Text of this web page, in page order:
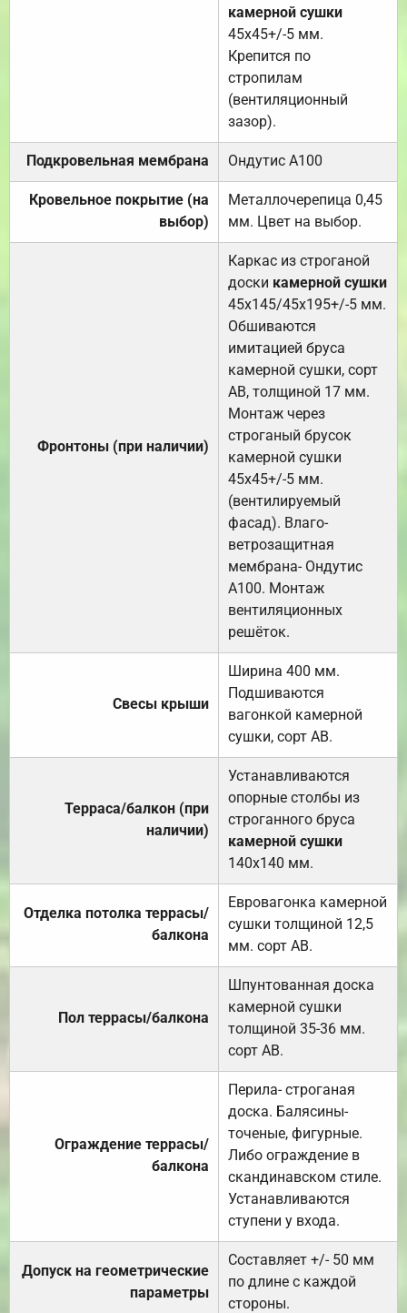
камерной сушки
45х45+/-5 мм.
Крепится по
стропилам
(вентиляционный
зазор).
Подкровельная мембрана Ондутис А100
Кровельное покрытие (на
выбор)
Металлочерепица 0,45
мм. Цвет на выбор.
Фронтоны (при наличии)
Каркас из строганой
доски камерной сушки
45х145/45х195+/-5 мм.
Обшиваются
имитацией бруса
камерной сушки, сорт
АВ, толщиной 17 мм.
Монтаж через
строганый брусок
камерной сушки
45х45+/-5 мм.
(вентилируемый
фасад). Влаго-
ветрозащитная
мембрана- Ондутис
А100. Монтаж
вентиляционных
решёток.
Свесы крыши
Ширина 400 мм.
Подшиваются
вагонкой камерной
сушки, сорт АВ.
Терраса/балкон (при
наличии)
Устанавливаются
опорные столбы из
строганного бруса
камерной сушки
140х140 мм.
Отделка потолка террасы/
балкона
Евровагонка камерной
сушки толщиной 12,5
мм. сорт АВ.
Пол террасы/балкона
Шпунтованная доска
камерной сушки
толщиной 35-36 мм.
сорт АВ.
Ограждение террасы/
балкона
Перила- строганая
доска. Балясины-
точеные, фигурные.
Либо ограждение в
скандинавском стиле.
Устанавливаются
ступени у входа.
Допуск на геометрические
параметры
Составляет +/- 50 мм
по длине с каждой
стороны.